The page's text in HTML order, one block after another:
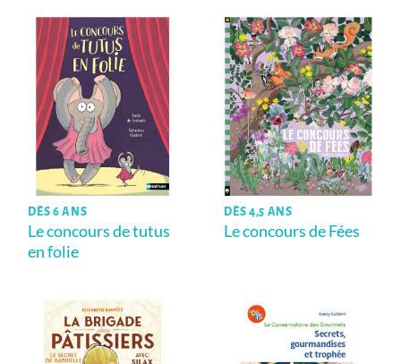
DÈS 6 ANS
Le concours de tutus
en folie
DÈS 4,5 ANS
Le concours de Fées